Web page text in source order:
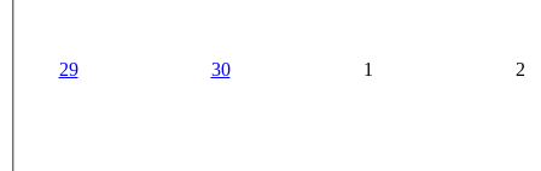
29 30 1 2